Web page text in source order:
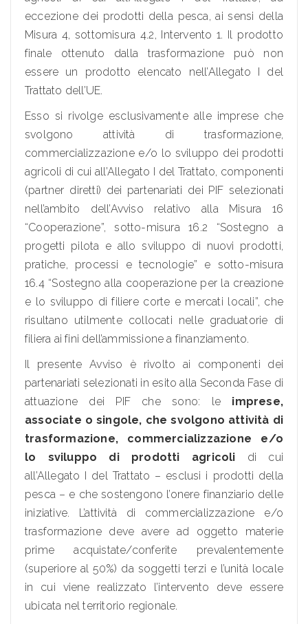
eccezione dei prodotti della pesca, ai sensi della
Misura 4, sottomisura 4.2, Intervento 1. Il prodotto
finale ottenuto dalla trasformazione può non
essere un prodotto elencato nell’Allegato I del
Trattato dell’UE.
Esso si rivolge esclusivamente alle imprese che
svolgono attività di trasformazione,
commercializzazione e/o lo sviluppo dei prodotti
agricoli di cui all’Allegato I del Trattato, componenti
(partner diretti) dei partenariati dei PIF selezionati
nell’ambito dell’Avviso relativo alla Misura 16
“Cooperazione”, sotto-misura 16.2 “Sostegno a
progetti pilota e allo sviluppo di nuovi prodotti,
pratiche, processi e tecnologie” e sotto-misura
16.4 “Sostegno alla cooperazione per la creazione
e lo sviluppo di filiere corte e mercati locali”, che
risultano utilmente collocati nelle graduatorie di
filiera ai fini dell’ammissione a finanziamento.
Il presente Avviso è rivolto ai componenti dei
partenariati selezionati in esito alla Seconda Fase di
attuazione dei PIF che sono: le imprese,
associate o singole, che svolgono attività di
trasformazione, commercializzazione e/o
lo sviluppo di prodotti agricoli di cui
all’Allegato I del Trattato – esclusi i prodotti della
pesca – e che sostengono l’onere finanziario delle
iniziative. L’attività di commercializzazione e/o
trasformazione deve avere ad oggetto materie
prime acquistate/conferite prevalentemente
(superiore al 50%) da soggetti terzi e l’unità locale
in cui viene realizzato l’intervento deve essere
ubicata nel territorio regionale.